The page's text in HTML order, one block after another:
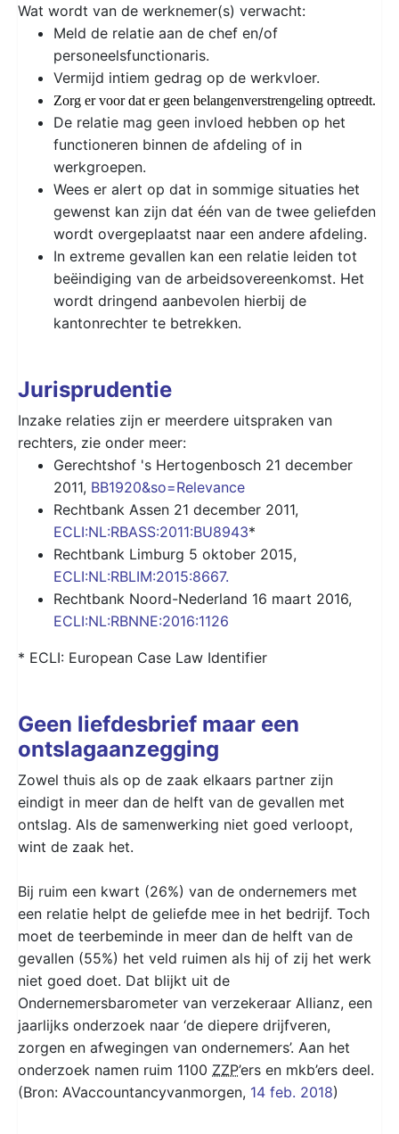
Wat wordt van de werknemer(s) verwacht:
Meld de relatie aan de chef en/of
personeelsfunctionaris.
Vermijd intiem gedrag op de werkvloer.
Zorg er voor dat er geen belangenverstrengeling optreedt.
De relatie mag geen invloed hebben op het
functioneren binnen de afdeling of in
werkgroepen.
Wees er alert op dat in sommige situaties het
gewenst kan zijn dat één van de twee geliefden
wordt overgeplaatst naar een andere afdeling.
In extreme gevallen kan een relatie leiden tot
beëindiging van de arbeidsovereenkomst. Het
wordt dringend aanbevolen hierbij de
kantonrechter te betrekken.
Jurisprudentie
Inzake relaties zijn er meerdere uitspraken van
rechters, zie onder meer:
Gerechtshof 's Hertogenbosch 21 december
2011, BB1920&so=Relevance
Rechtbank Assen 21 december 2011,
ECLI:NL:RBASS:2011:BU8943*
Rechtbank Limburg 5 oktober 2015,
ECLI:NL:RBLIM:2015:8667.
Rechtbank Noord-Nederland 16 maart 2016,
ECLI:NL:RBNNE:2016:1126
* ECLI: European Case Law Identifier
Geen liefdesbrief maar een
ontslagaanzegging
Zowel thuis als op de zaak elkaars partner zijn
eindigt in meer dan de helft van de gevallen met
ontslag. Als de samenwerking niet goed verloopt,
wint de zaak het.
Bij ruim een kwart (26%) van de ondernemers met
een relatie helpt de geliefde mee in het bedrijf. Toch
moet de teerbeminde in meer dan de helft van de
gevallen (55%) het veld ruimen als hij of zij het werk
niet goed doet. Dat blijkt uit de
Ondernemersbarometer van verzekeraar Allianz, een
jaarlijks onderzoek naar ‘de diepere drijfveren,
zorgen en afwegingen van ondernemers’. Aan het
onderzoek namen ruim 1100 ZZP’ers en mkb’ers deel.
(Bron: AVaccountancyvanmorgen, 14 feb. 2018)